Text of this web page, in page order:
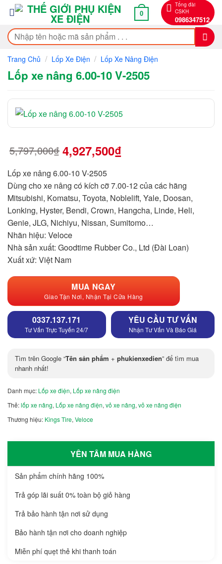
qua
nội
dung
0
Tổng đài
CSKH
0986347512
Tìm
kiếm:
Trang Chủ / Lốp Xe Điện / Lốp Xe Nâng Điện
Lốp xe nâng 6.00-10 V-2505
5,797,000₫
Giá
gốc
5,797,000₫.
4,927,500₫
Giá
hiện
là:
4,927,500₫.
Lốp xe nâng 6.00-10 V-2505
Dùng cho xe nâng có kích cỡ 7.00-12 của các hãng
Mitsubishi, Komatsu, Toyota, Noblelift, Yale, Doosan,
Lonking, Hyster, Bendi, Crown, Hangcha, Linde, Heli,
Genie, JLG, Nichiyu, Nissan, Sumitomo…
Nhãn hiệu: Veloce
Nhà sản xuất: Goodtime Rubber Co., Ltd (Đài Loan)
Xuất xứ: Việt Nam
MUA NGAY
Giao Tận Nơi, Nhận Tại Cửa Hàng
0337.137.171
Tư Vấn Trực Tuyến 24/7
YÊU CẦU TƯ VẤN
Nhận Tư Vấn Và Báo Giá
Tìm trên Google “Tên sản phẩm + phukienxedien” để tìm mua
nhanh nhất!
Danh mục: Lốp xe điện, Lốp xe nâng điện
Thẻ:lốp xe nâng, Lốp xe nâng điện, vỏ xe nâng, vỏ xe nâng điện
Thương hiệu: Kings Tire, Veloce
YÊN TÂM MUA HÀNG
Sản phẩm chính hãng 100%
Trả góp lãi suất 0% toàn bộ giỏ hàng
Trả bảo hành tận nơi sử dụng
Bảo hành tận nơi cho doanh nghiệp
Miễn phí quẹt thẻ khi thanh toán